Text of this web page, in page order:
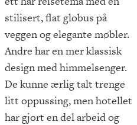
stilisert, flat globus på
veggen og elegante møbler.
Andre har en mer klassisk
design med himmelsenger.
De kunne ærlig talt trenge
litt oppussing, men hotellet
har gjort en del arbeid og